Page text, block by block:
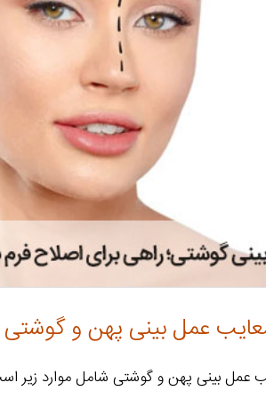
عمل بینی پهن و گوشتی
عمل بینی پهن و گوشتی شامل موارد زیر